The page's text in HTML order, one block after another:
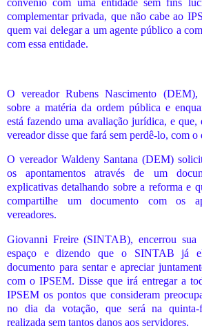
complementar privada, que não cabe ao
quem vai delegar a um agente público a
com essa entidade.
O vereador Rubens Nascimento (DEM),
sobre a matéria da ordem pública e
está fazendo uma avaliação jurídica, e que,
vereador disse que fará sem perdê-lo, com o
O vereador Waldeny Santana (DEM)
os apontamentos através de um
explicativas detalhando sobre a reforma e
compartilhe um documento com os
vereadores.
Giovanni Freire (SINTAB), encerrou sua
espaço e dizendo que o SINTAB já
documento para sentar e apreciar
com o IPSEM. Disse que irá entregar a
IPSEM os pontos que consideram
no dia da votação, que será na quinta-
realizada sem tantos danos aos servidores.